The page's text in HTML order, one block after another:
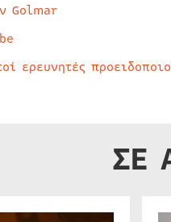
Golmar
ερευνητές
ΣΕ